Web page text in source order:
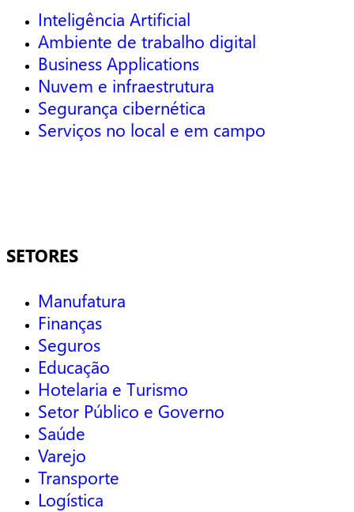
Inteligência Artificial
Ambiente de trabalho digital
Business Applications
Nuvem e infraestrutura
Segurança cibernética
Serviços no local e em campo
SETORES
Manufatura
Finanças
Seguros
Educação
Hotelaria e Turismo
Setor Público e Governo
Saúde
Varejo
Transporte
Logística